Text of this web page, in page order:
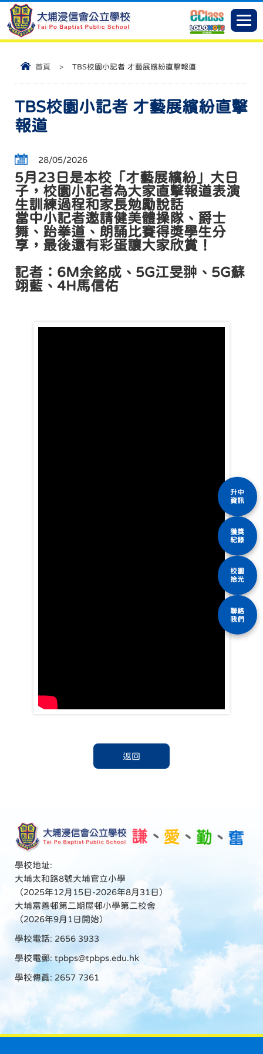
首頁 > TBS校園小記者 才藝展繽紛直擊報道
TBS校園小記者 才藝展繽紛直擊
報道
28/05/2026
5月23日是本校「才藝展繽紛」大日
子，校園小記者為大家直擊報道表演
生訓練過程和家長勉勵說話
當中小記者邀請健美體操隊、爵士
舞、跆拳道、朗誦比賽得獎學生分
享，最後還有彩蛋讓大家欣賞！
記者：6M余銘成、5G江旻翀、5G蘇
翊藍、4H馬信佑
返回
學校地址:
大埔太和路8號大埔官立小學
（2025年12月15日-2026年8月31日）
大埔富善邨第二期屋邨小學第二校舍
（2026年9月1日開始）
學校電話: 2656 3933
學校電郵: tpbps@tpbps.edu.hk
學校傳真: 2657 7361
升中
資訊
獲獎
紀錄
校園
拾光
聯絡
我們